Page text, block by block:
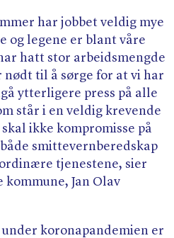
har jobbet veldig mye
og legene er blant våre
hatt stor arbeidsmengde
nødt til å sørge for at vi har
ytterligere press på alle
står i en veldig krevende
ikke kompromisse på
smittevernberedskap
tjenestene, sier
Jan Olav
koronapandemien er